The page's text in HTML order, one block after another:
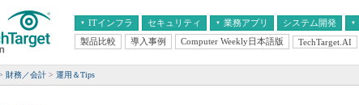
ITインフラ セキュリティ 業務アプリ
エンタープライズAI
ERP
システム開発
経営とIT 医療IT
製品比較 導入事例 Computer Weekly日本語版 TechTarget.AI
財務／会計 運用＆Tips